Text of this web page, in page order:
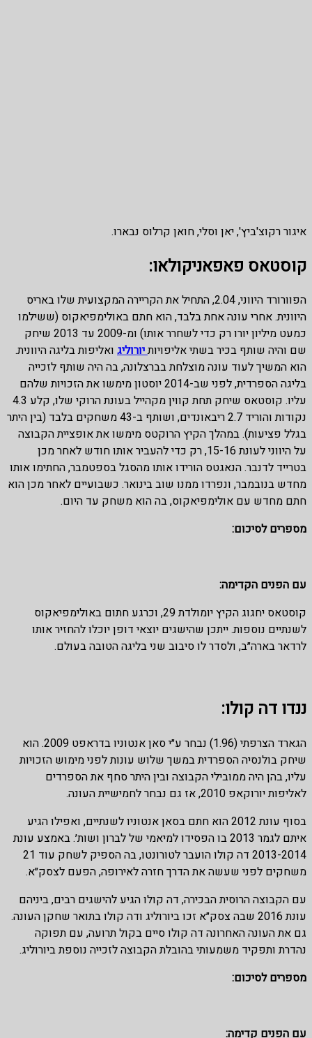
איגור רקוצ'ביץ', יאן וסלי, חואן קרלוס נבארו.
קוסטאס פאפאניקולאו:
הפוורורד היווני, 2.04, התחיל את הקריירה המקצועית שלו באריס
היוונית. אחרי עונה אחת בלבד, הוא חתם באולימפיאקוס (ששילמו
כמעט מיליון יורו רק כדי לשחרר אותו) ומ-2009 עד 2013 שיחק
שם והיה שותף בכיר בשתי אליפויותיורוליג ואליפות בליגה היוונית.
הוא המשיך לעוד עונה מוצלחת בברצלונה, בה היה שותף לזכייה
בליגה הספרדית, לפני שב-2014 יוסטון מימשו את הזכויות שלהם
עליו. קוסטאס שיחק תחת קווין מקהייל בעונת הרוקי שלו, קלע 4.3
נקודות והוריד 2.7 ריבאונדים, ושותף ב-43 משחקים בלבד (בין היתר
בגלל פציעות). במהלך הקיץ הרוקטס מימשו את אופציית הקבוצה
על היווני לעונת 15-16, רק כדי להעביר אותו חודש לאחר מכן
בטרייד לדנבר. הנאגטס הורידו אותו מהסגל בספטמבר, החתימו אותו
מחדש בנובמבר, ונפרדו ממנו שוב בינואר. כשבועיים לאחר מכן הוא
חתם מחדש עם אולימפיאקוס, בה הוא משחק עד היום.
מספרים לסיכום:
עם הפנים הקדימה:
קוסטאס יחגוג הקיץ יומולדת 29, וכרגע חתום באולימפיאקוס
לשנתיים נוספות. ייתכן שהישגים יוצאי דופן יוכלו להחזיר אותו
לרדאר בארה״ב, ולסדר לו סיבוב שני בליגה הטובה בעולם.
ננדו דה קולו:
הגארד הצרפתי (1.96) נבחר ע״י סאן אנטוניו בדראפט 2009. הוא
שיחק בולנסיה הספרדית במשך שלוש עונות לפני מימוש הזכויות
עליו, בהן היה ממובילי הקבוצה ובין היתר סחף את הספרדים
לאליפות יורוקאפ 2010, אז גם נבחר לחמישיית העונה.
בסוף עונת 2012 הוא חתם בסאן אנטוניו לשנתיים, ואפילו הגיע
איתם לגמר 2013 בו הפסידו למיאמי של לברון ושות׳. באמצע עונת
2013-2014 דה קולו הועבר לטורונטו, בה הספיק לשחק עוד 21
משחקים לפני שעשה את הדרך חזרה לאירופה, הפעם לצסק״א.
עם הקבוצה הרוסית הבכירה, דה קולו הגיע להישגים רבים, ביניהם
עונת 2016 שבה צסק״א זכו ביורוליג ודה קולו בתואר שחקן העונה.
גם את העונה האחרונה דה קולו סיים בקול תרועה, עם תפוקה
נהדרת ותפקיד משמעותי בהובלת הקבוצה לזכייה נוספת ביורוליג.
מספרים לסיכום:
עם הפנים קדימה: